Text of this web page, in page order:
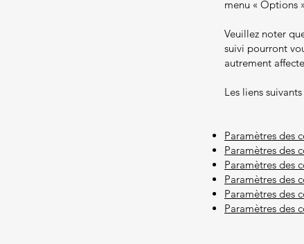
menu « Options
Veuillez noter
suivi pourront
autrement
Les liens
Paramètres des
Paramètres des
Paramètres des
Paramètres des
Paramètres des
Paramètres des